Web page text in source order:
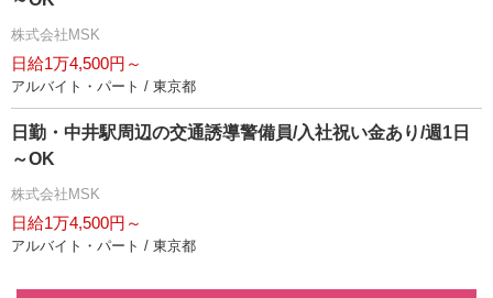
株式会社MSK
日給1万4,500円～
アルバイト・パート / 東京都
日勤・中井駅周辺の交通誘導警備員/入社祝い金あり/週1日
～OK
株式会社MSK
日給1万4,500円～
アルバイト・パート / 東京都